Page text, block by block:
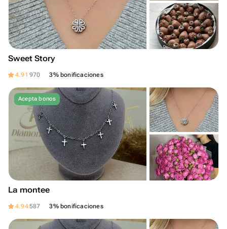
Sweet Story
4.91 970 3% bonificaciones
Acepta bonos
La montee
4.94587 3% bonificaciones